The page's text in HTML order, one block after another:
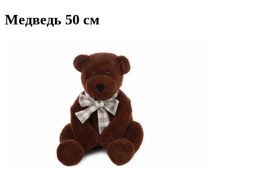
Медведь 50 см